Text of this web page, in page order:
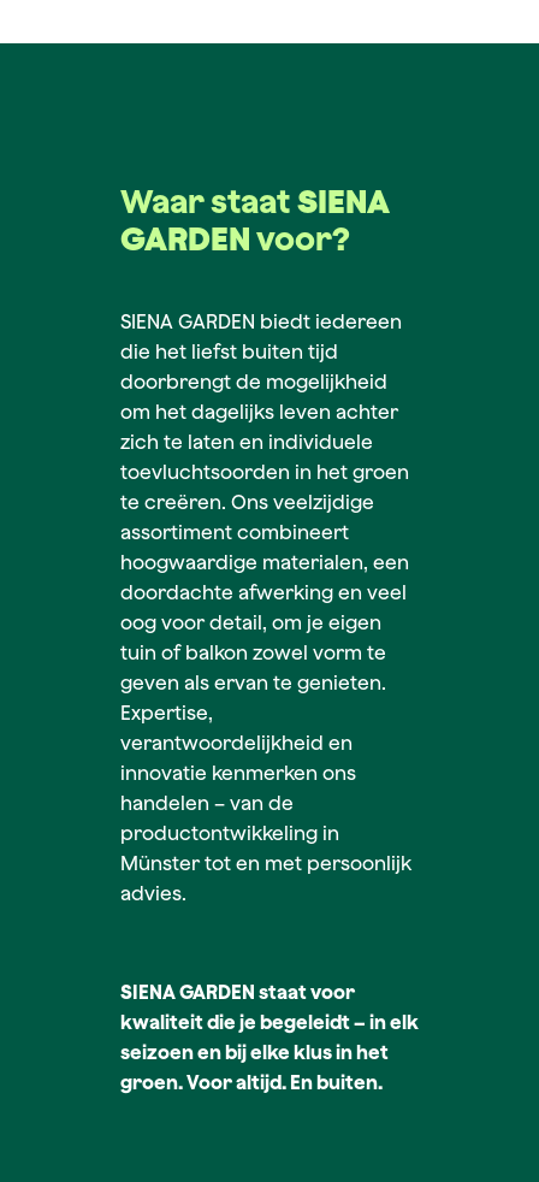
Waar staatSIENA
GARDENvoor?
SIENA GARDEN biedt iedereen
die het liefst buiten tijd
doorbrengt de mogelijkheid
om het dagelijks leven achter
zich te laten en individuele
toevluchtsoorden in het groen
te creëren. Ons veelzijdige
assortiment combineert
hoogwaardige materialen, een
doordachte afwerking en veel
oog voor detail, om je eigen
tuin of balkon zowel vorm te
geven als ervan te genieten.
Expertise,
verantwoordelijkheid en
innovatie kenmerken ons
handelen – van de
productontwikkeling in
Münster tot en met persoonlijk
advies.
SIENA GARDEN staat voor
kwaliteit die je begeleidt – in elk
seizoen en bij elke klus in het
groen. Voor altijd. En buiten.